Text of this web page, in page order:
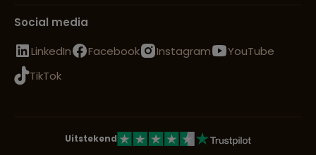
Social media
LinkedIn
Facebook Instagram
YouTube
TikTok
Uitstekend